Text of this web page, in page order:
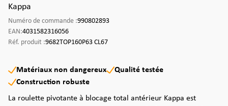
Kappa
Numéro de commande :990802893
EAN:4031582316056
Réf. produit :9682TOP160P63 CL67
Matériaux non dangereux
Qualité testée
Construction robuste
La roulette pivotante à blocage total antérieur Kappa est